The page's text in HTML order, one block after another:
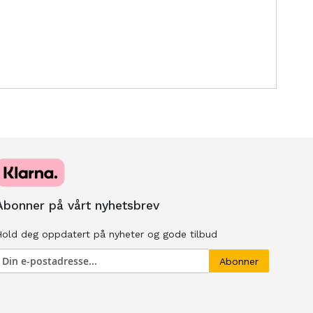
på vårt nyhetsbrev
deg oppdatert på nyheter og gode tilbud
Abonner